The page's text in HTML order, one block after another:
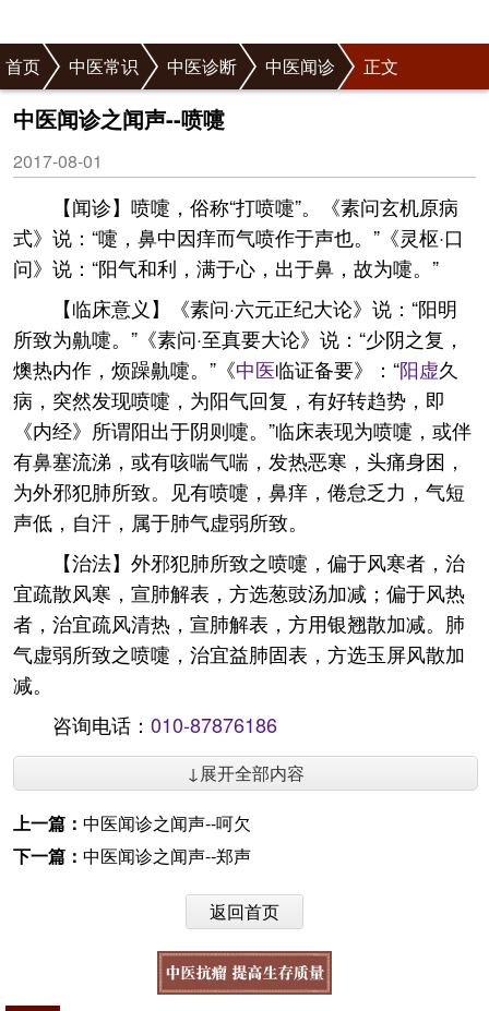
首页 中医常识 中医诊断 中医闻诊 正文
中医闻诊之闻声--喷嚏
2017-08-01
【闻诊】喷嚏，俗称“打喷嚏”。《素问玄机原病
式》说：“嚏，鼻中因痒而气喷作于声也。”《灵枢·口
问》说：“阳气和利，满于心，出于鼻，故为嚏。”
【临床意义】《素问·六元正纪大论》说：“阳明
所致为鼽嚏。”《素问·至真要大论》说：“少阴之复，
燠热内作，烦躁鼽嚏。”《中医临证备要》：“阳虚久
病，突然发现喷嚏，为阳气回复，有好转趋势，即
《内经》所谓阳出于阴则嚏。”临床表现为喷嚏，或伴
有鼻塞流涕，或有咳喘气喘，发热恶寒，头痛身困，
为外邪犯肺所致。见有喷嚏，鼻痒，倦怠乏力，气短
声低，自汗，属于肺气虚弱所致。
【治法】外邪犯肺所致之喷嚏，偏于风寒者，治
宜疏散风寒，宣肺解表，方选葱豉汤加减；偏于风热
者，治宜疏风清热，宣肺解表，方用银翘散加减。肺
气虚弱所致之喷嚏，治宜益肺固表，方选玉屏风散加
减。
咨询电话： 010-87876186
↓展开全部内容
上一篇： 中医闻诊之闻声--呵欠
下一篇： 中医闻诊之闻声--郑声
返回首页